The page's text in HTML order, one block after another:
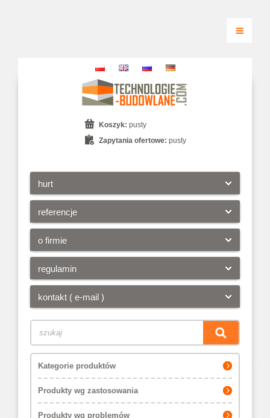
hurt
referencje
o firmie
regulamin
kontakt ( e-mail )
Koszyk: pusty
Zapytania ofertowe: pusty
Kategorie produktów
Produkty wg zastosowania
Produkty wg problemów